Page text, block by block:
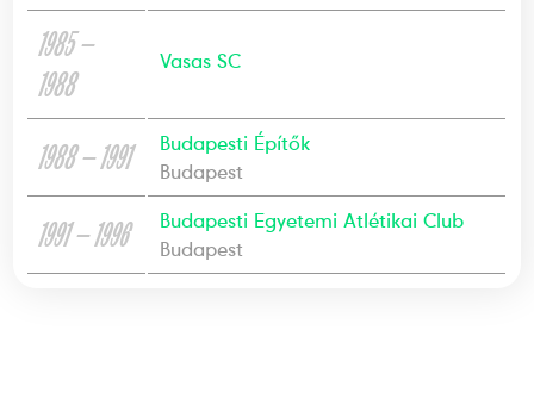
1985 —
1988
Vasas SC
1988 — 1991
Budapesti Építők
Budapest
1991 — 1996
Budapesti Egyetemi Atlétikai Club
Budapest